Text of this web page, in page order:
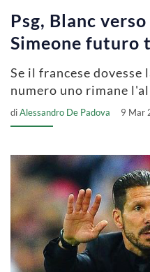
Psg, Blanc
Simeone futuro
Se il francese
numero uno rimane
diAlessandro De Padova 9 Mar